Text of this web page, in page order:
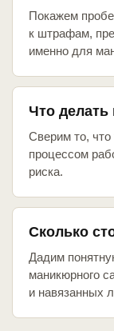
Покажем
к штрафам,
именно для
Что
Сверим то,
процессом
риска.
Сколько
Дадим
маникюрного
и навязанных